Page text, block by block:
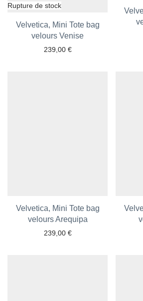
Velvetica, Mini Tote bag
velours Venise
239,00 €
Ajouter aux favoris
Velvetica, Mini Tote bag
velours Arequipa
239,00 €
Ajouter aux favoris